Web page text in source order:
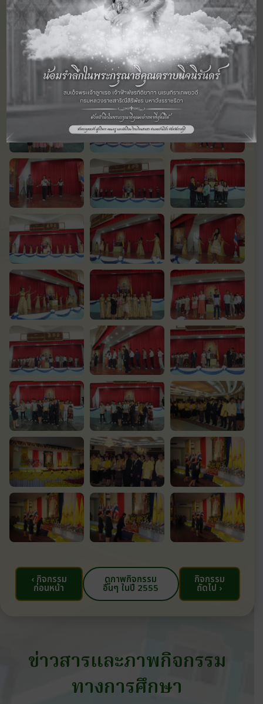
‹ กิจกรรม
ก่อนหน้า
ดูภาพกิจกรรม
อื่นๆ ในปี 2555
กิจกรรม
ถัดไป ›
ข่าวสารและภาพกิจกรรม
ทางการศึกษา